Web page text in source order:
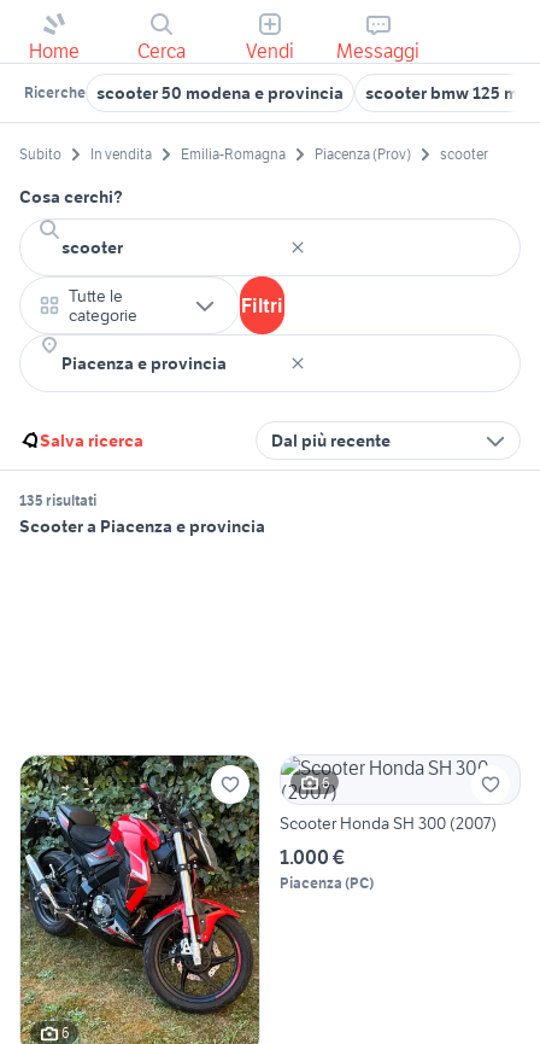
Home Cerca Vendi Messaggi
Ricerche scooter 50 modena e provincia scooter bmw 125
Subito In vendita Emilia-Romagna Piacenza (Prov) scooter
Cosa cerchi?
Tutte le
categorie
Filtri
Salva ricerca Dal più recente
135 risultati
Scooter a Piacenza e provincia
6
6
Scooter Honda SH 300 (2007)
1.000 €
Piacenza (PC)